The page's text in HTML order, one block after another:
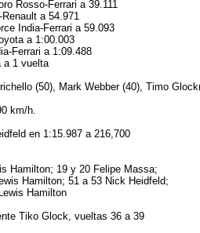
Rosso-Ferrari a 39.111
a 54.971
India-Ferrari a 59.093
a 1:00.003
Ferrari a 1:09.488
a 1 vuelta
(50), Mark Webber (40), Timo
km/h.
en 1:15.987 a 216,700
Hamilton; 19 y 20 Felipe Massa;
Hamilton; 51 a 53 Nick Heidfeld;
Hamilton
Tiko Glock, vueltas 36 a 39